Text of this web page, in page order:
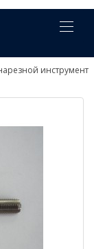
инструмент